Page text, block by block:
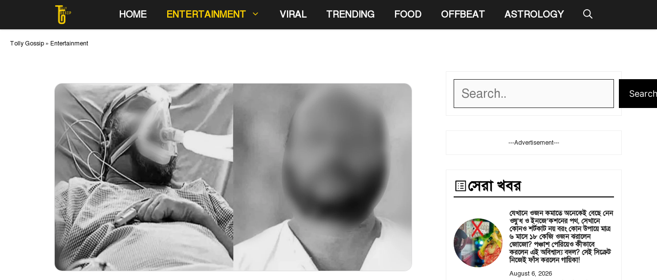
to
content
HOME ENTERTAINMENT VIRAL TRENDING FOOD OFFBEAT ASTROLOGY
Tolly Gossip » Entertainment
Search
---Advertisement---
সেরা খবর
যেখানে ওজন কমাতে অনেকেই বেছে নেন
ওষু’ধ ও ইনজে’কশনের পথ, সেখানে
কোনও শর্টকাট নয় বরং কোন উপায়ে মাত্র
৬ মাসে ১৮ কেজি ওজন ঝরালেন
জোজো? পঞ্চাশ পেরিয়েও কীভাবে
করলেন এই অবিশ্বাস্য বদল? সেই সিক্রেট
নিজেই ফাঁস করলেন গায়িকা!
August 6, 2026